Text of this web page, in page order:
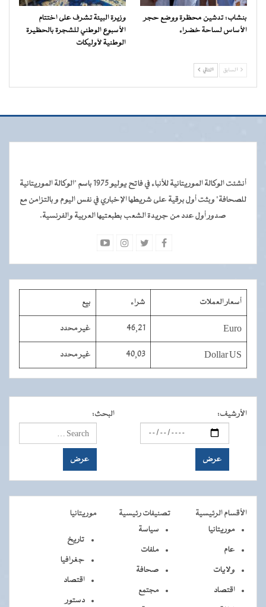
بنشاب: تدشين محظرة ووضع حجر
الأساس لساحة خضراء
وزيرة البيئة تشرف على اختتام
الأسبوع الوطني للشجرة بالحظيرة
الوطنية لآوليكات
السابق التالي
أنشئت الوكالة الموريتانية للأنباء في فاتح يوليو 1975 باسم "الوكالة الموريتانية
للصحافة" وبثت أول برقية على شريطها الإخباري في نفس اليوم و بالتزامن مع
صدور أول عدد من جريدة الشعب بطبعتيها العربية والفرنسية.
أسعار العملات شراء بيع
Euro
46,21 غير محدد
Dollar US
40,03 غير محدد
الأرشيف: البحث:
الأقسام الرئيسية تصنيفات رئيسية
موريتانيا
موريتانيا
عام
ولايات
اقتصاد
سياسة
ملفات
صحافة
مجتمع
تاريخ
جغرافيا
اقتصاد
دستور